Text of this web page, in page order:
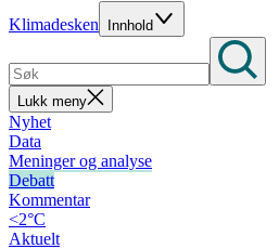
Klimadesken Innhold
Lukk meny
Nyhet
Data
Meninger og analyse
Debatt
Kommentar
<2°C
Aktuelt